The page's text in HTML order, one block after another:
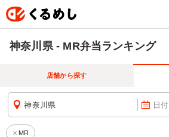
神奈川県 - MR弁当ランキング
店舗から探す
神奈川県 日付
MR